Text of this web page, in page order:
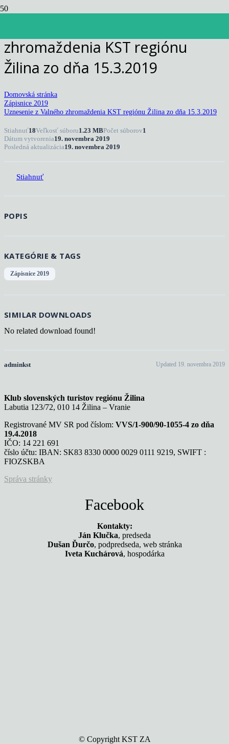
zhromaždenia KST regiónu
Žilina zo dňa 15.3.2019
Domovská stránka
Zápisnice 2019
Uznesenie z Valného zhromaždenia KST regiónu Žilina zo dňa 15.3.2019
Stiahnuť18Veľkosť súboru1.23 MBPočet súborov1
Dátum vytvorenia19. novembra 2019
Posledná aktualizácia19. novembra 2019
Stiahnuť
POPIS
KATEGÓRIE & TAGS
Zápisnice 2019
SIMILAR DOWNLOADS
No related download found!
adminkst Updated 19. novembra 2019
Klub slovenských turistov regiónu Žilina
Labutia 123/72, 010 14 Žilina – Vranie
Registrované MV SR pod číslom: VVS/1-900/90-1055-4 zo dňa
19.4.2018
IČO: 14 221 691
číslo účtu: IBAN: SK83 8330 0000 0029 0111 9219, SWIFT :
FIOZSKBA
Správa stránky
Facebook
Kontakty:
Ján Klučka, predseda
Dušan Ďurčo, podpredseda, web stránka
Iveta Kuchárová, hospodárka
© Copyright KST ZA